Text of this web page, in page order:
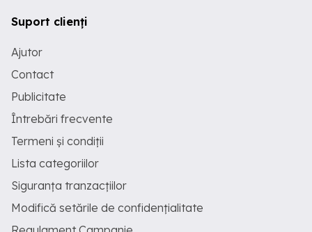
Suport clienți
Ajutor
Contact
Publicitate
Întrebări frecvente
Termeni și condiții
Lista categoriilor
Siguranța tranzacțiilor
Modifică setările de confidențialitate